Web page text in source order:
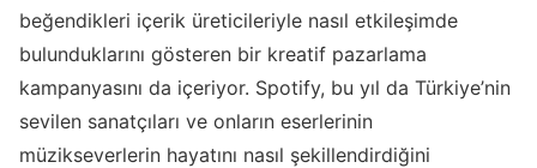
beğendikleri içerik üreticileriyle nasıl etkileşimde
bulunduklarını gösteren bir kreatif pazarlama
kampanyasını da içeriyor. Spotify, bu yıl da Türkiye’nin
sevilen sanatçıları ve onların eserlerinin
müzikseverlerin hayatını nasıl şekillendirdiğini